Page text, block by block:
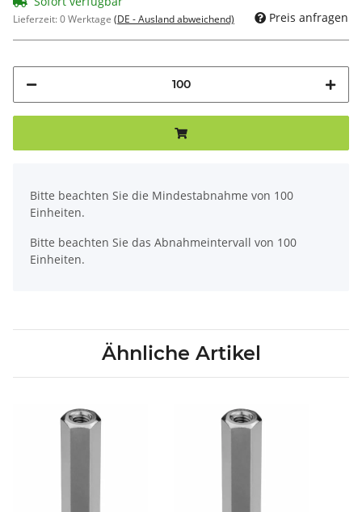
Lieferzeit:0 Werktage (DE - Ausland abweichend) Preis anfragen
Bitte beachten Sie die Mindestabnahme von 100
Einheiten.
Bitte beachten Sie das Abnahmeintervall von 100
Einheiten.
Ähnliche Artikel